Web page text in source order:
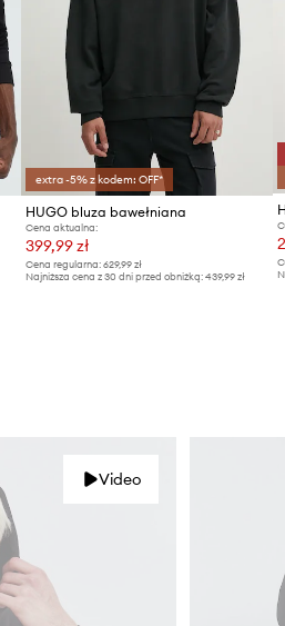
extra -5% z kodem: OFF*
HUGO bluza bawełniana
Cena aktualna:
399,99 zł
Cena regularna:629,99 zł
Najniższa cena z 30 dni przed obniżką:439,99 zł
Video